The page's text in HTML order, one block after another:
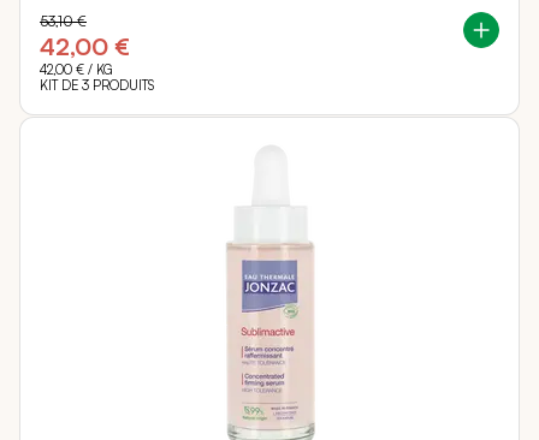
42,00 €
53,10 €
42,00 € / KG
KIT DE 3 PRODUITS